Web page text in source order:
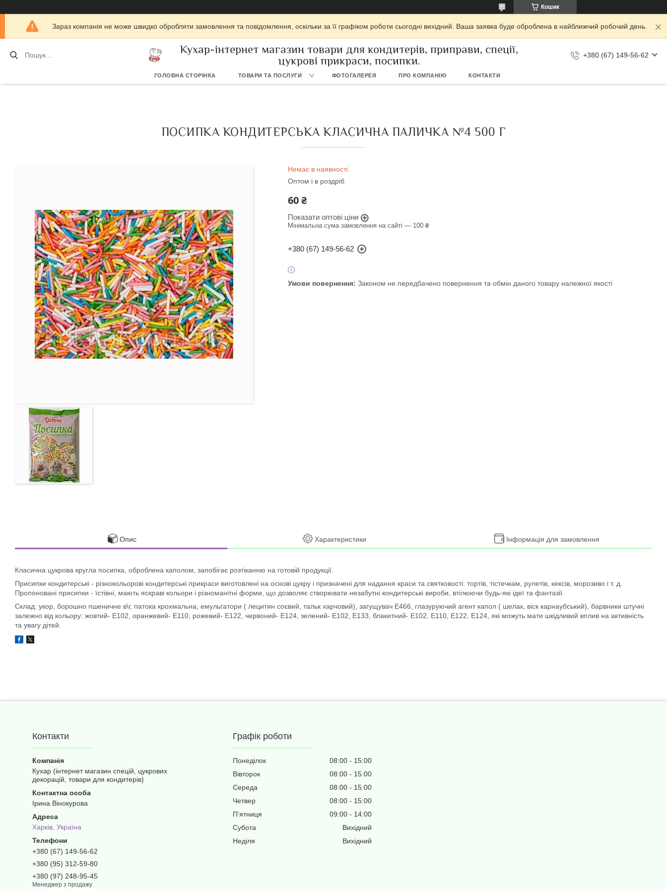
Кошик
Зараз компанія не може швидко обробляти замовлення та повідомлення, оскільки за її графіком роботи сьогодні вихідний. Ваша заявка буде оброблена в найближчий робочий день.
Кухар-інтернет магазин товари для кондитерів, приправи, спеції,
цукрові прикраси, посипки.
+380 (67) 149-56-62
ГОЛОВНА СТОРІНКА ТОВАРИ ТА ПОСЛУГИ ФОТОГАЛЕРЕЯ ПРО КОМПАНІЮ КОНТАКТИ
ПОСИПКА КОНДИТЕРСЬКА КЛАСИЧНА ПАЛИЧКА №4 500 Г
Немає в наявності
Оптом і в роздріб
60 ₴
Показати оптові ціни
Мінімальна сума замовлення на сайті — 100 ₴
+380 (67) 149-56-62
Законом не передбачено повернення та обмін даного товару належної якості
Опис Характеристики Інформація для замовлення
Класична цукрова кругла посипка, оброблена каполом, запобігає розтіканню на готовій продукції.
Присипки кондитерські - різнокольорові кондитерські прикраси виготовлені на основі цукру і призначені для надання краси та святковості: тортів, тістечкам, рулетів, кексів, морозиво і т. д.
Пропоновані присипки - їстівні, мають яскраві кольори і різноманітні форми, що дозволяє створювати незабутні кондитерські вироби, втілюючи будь-які ідеї та фантазії.
Склад: укор, борошно пшеничне в\г, патока крохмальна, емульгатори ( лецитин соєвий, тальк харчовий), загущувач Е466, глазуруючий агент капол ( шелак, віск карнаубський), барвники штучні
залежно від кольору: жовтий- Е102, оранжевий- Е110, рожевий- Е122, червоний- Е124, зелений- Е102, Е133, блакитний- Е102, Е110, Е122, Е124, які можуть мати шкідливий вплив на активність
та увагу дітей.
Контакти
Кухар (інтернет магазин спецій, цукрових
декорацій, товари для кондитерів)
Ірина Вінокурова
Харків, Україна
+380 (67) 149-56-62
+380 (95) 312-59-80
+380 (97) 248-95-45
Менеджер з продажу
Графік роботи
Понеділок 08:00
15:00
Вівторок
08:00
15:00
Середа
08:00
15:00
Четвер
08:00
15:00
Пʼятниця
09:00
14:00
Субота
Вихідний
Неділя
Вихідний